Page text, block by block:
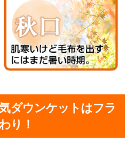
ダウンケットはフラ
り！